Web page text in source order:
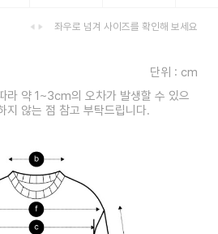
좌우로 넘겨 사이즈를 확인해 보세요
단위 : cm
라 약 1~3cm의 오차가 발생할 수 있으
지 않는 점 참고 부탁드립니다.